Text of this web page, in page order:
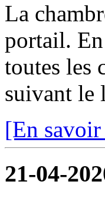
La
portail.
toutes les
suivant le
[En
21-04-